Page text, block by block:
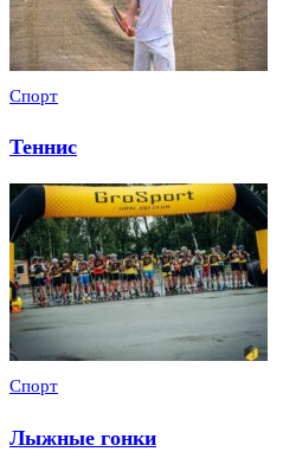
Спорт
Теннис
Спорт
Лыжные гонки